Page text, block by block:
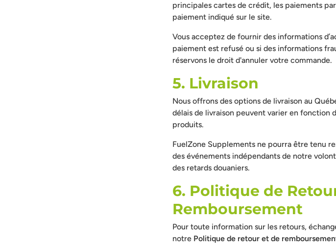
principales cartes de crédit, les paiements
paiement indiqué sur le site.
Vous acceptez de fournir des informations
paiement est refusé ou si des informations
réservons le droit d'annuler votre commande.
5. Livraison
Nous offrons des options de livraison au
délais de livraison peuvent varier en fonction
produits.
FuelZone Supplements ne pourra être tenu
des événements indépendants de notre
des retards douaniers.
6. Politique de
Remboursement
Pour toute information sur les retours,
notre Politique de retour et de